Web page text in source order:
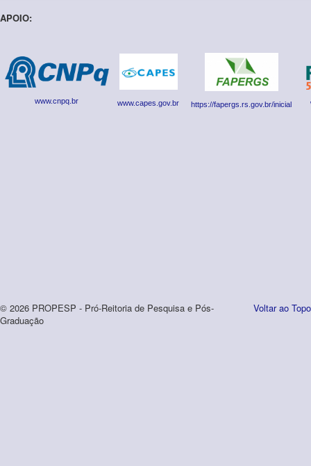
APOIO:
www.cnpq.br www.capes.gov.br https://fapergs.rs.gov.br/inicial
Voltar ao Topo
© 2026 PROPESP - Pró-Reitoria de Pesquisa e Pós-
Graduação